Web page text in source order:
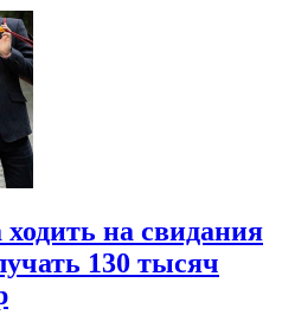
на свидания
130 тысяч